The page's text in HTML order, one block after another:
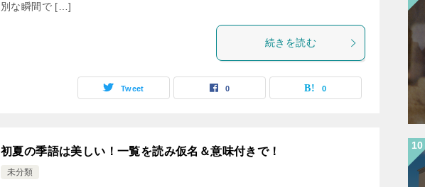
別な瞬間で […]
続きを読む
Tweet 0 0
初夏の季語は美しい！一覧を読み仮名＆意味付きで！
未分類